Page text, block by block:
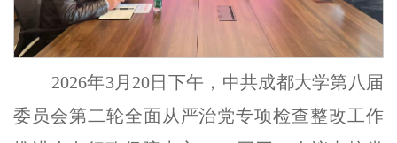
2026年3月20日下午，中共成都大学第八届
委员会第二轮全面从严治党专项检查整改工作